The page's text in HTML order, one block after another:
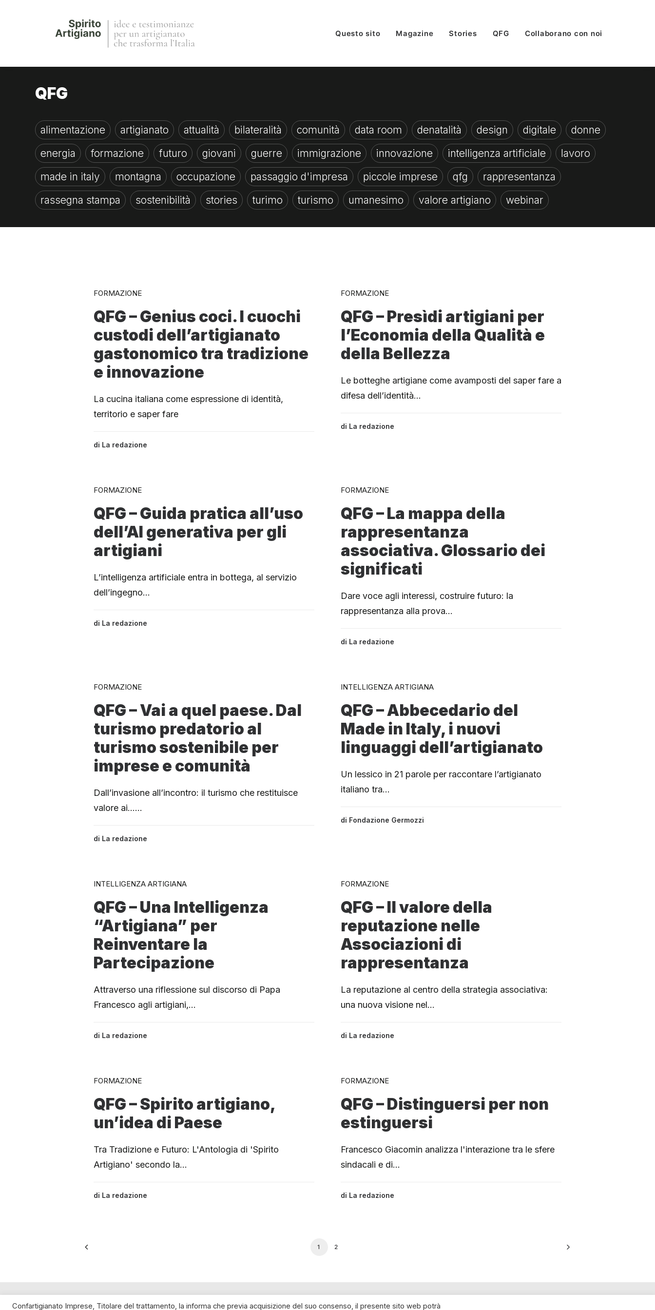
Questo sito Magazine Stories QFG Collaborano con noi
QFG
alimentazione artigianato attualità bilateralità comunità data room denatalità design digitale
donne
energia
formazione futuro giovani guerre immigrazione innovazione intelligenza artificiale
lavoro
made in italy
montagna occupazione passaggio d'impresa piccole imprese qfg
rappresentanza
rassegna stampa
sostenibilità stories turimo turismo umanesimo valore artigiano webinar
FORMAZIONE
QFG – Genius coci. I cuochi
custodi dell’artigianato
gastonomico tra tradizione
e innovazione
La cucina italiana come espressione di identità,
territorio e saper fare
di La redazione
FORMAZIONE
QFG – Presìdi artigiani per
l’Economia della Qualità e
della Bellezza
Le botteghe artigiane come avamposti del saper fare a
difesa dell’identità…
di La redazione
FORMAZIONE
QFG – Guida pratica all’uso
dell’AI generativa per gli
artigiani
L’intelligenza artificiale entra in bottega, al servizio
dell’ingegno…
di La redazione
FORMAZIONE
QFG – La mappa della
rappresentanza
associativa. Glossario dei
significati
Dare voce agli interessi, costruire futuro: la
rappresentanza alla prova…
di La redazione
FORMAZIONE
QFG – Vai a quel paese. Dal
turismo predatorio al
turismo sostenibile per
imprese e comunità
Dall’invasione all’incontro: il turismo che restituisce
valore ai……
di La redazione
INTELLIGENZA ARTIGIANA
QFG – Abbecedario del
Made in Italy, i nuovi
linguaggi dell’artigianato
Un lessico in 21 parole per raccontare l’artigianato
italiano tra…
di Fondazione Germozzi
INTELLIGENZA ARTIGIANA
QFG – Una Intelligenza
“Artigiana” per
Reinventare la
Partecipazione
Attraverso una riflessione sul discorso di Papa
Francesco agli artigiani,…
di La redazione
FORMAZIONE
QFG – Il valore della
reputazione nelle
Associazioni di
rappresentanza
La reputazione al centro della strategia associativa:
una nuova visione nel…
di La redazione
FORMAZIONE
QFG – Spirito artigiano,
un’idea di Paese
Tra Tradizione e Futuro: L'Antologia di 'Spirito
Artigiano' secondo la…
di La redazione
FORMAZIONE
QFG – Distinguersi per non
estinguersi
Francesco Giacomin analizza l'interazione tra le sfere
sindacali e di…
di La redazione
1 2
SPIRITO ARTIGIANO
Confartigianato Imprese, Titolare del trattamento, la informa che previa acquisizione del suo consenso, il presente sito web potrà